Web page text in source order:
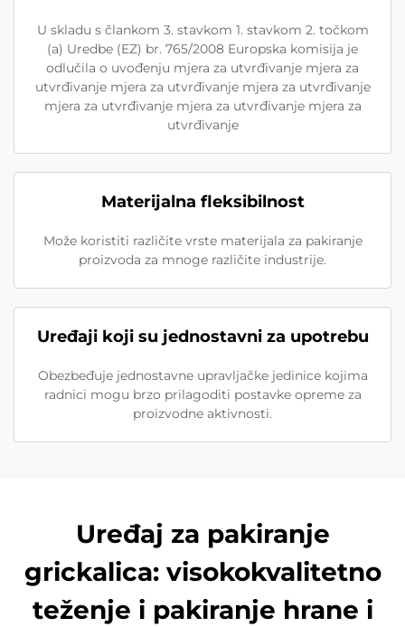
U skladu s člankom 3. stavkom 1. stavkom 2. točkom
(a) Uredbe (EZ) br. 765/2008 Europska komisija je
odlučila o uvođenju mjera za utvrđivanje mjera za
utvrđivanje mjera za utvrđivanje mjera za utvrđivanje
mjera za utvrđivanje mjera za utvrđivanje mjera za
utvrđivanje
Materijalna fleksibilnost
Može koristiti različite vrste materijala za pakiranje
proizvoda za mnoge različite industrije.
Uređaji koji su jednostavni za upotrebu
Obezbeđuje jednostavne upravljačke jedinice kojima
radnici mogu brzo prilagoditi postavke opreme za
proizvodne aktivnosti.
Uređaj za pakiranje
grickalica: visokokvalitetno
teženje i pakiranje hrane i